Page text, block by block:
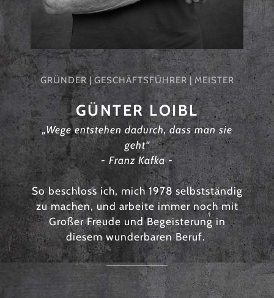
GRÜNDER | GESCHÄFTSFÜHRER | MEISTER
GÜNTER LOIBL
„Wege entstehen dadurch, dass man sie
geht“
- Franz Kafka -
So beschloss ich, mich 1978 selbstständig
zu machen, und arbeite immer noch mit
Großer Freude und Begeisterung in
diesem wunderbaren Beruf.